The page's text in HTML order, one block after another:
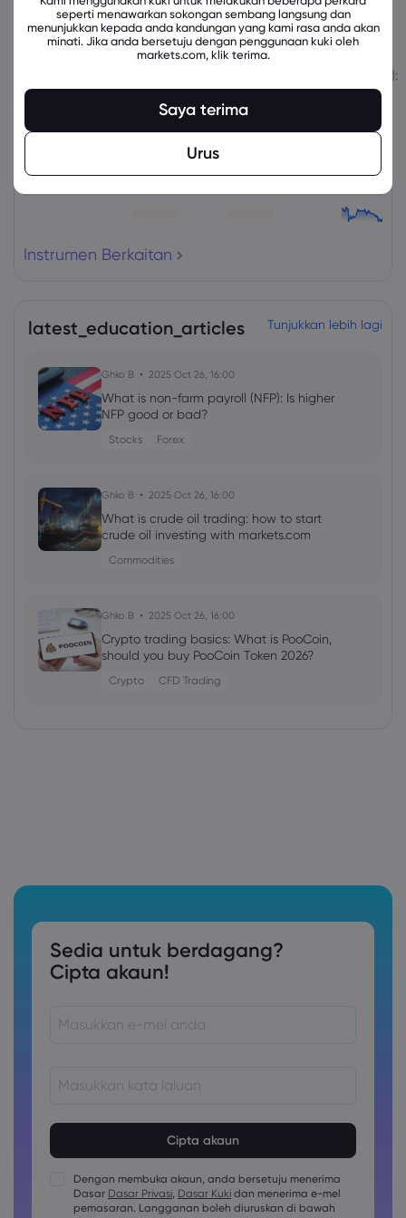
Instrumen Berkaitan
Perubahan (%):
Instrumen Berkaitan
latest_education_articles Tunjukkan lebih lagi
Ghko B 2025 Oct 26, 16:00
What is non-farm payroll (NFP): Is higher
NFP good or bad?
Stocks Forex
Ghko B 2025 Oct 26, 16:00
What is crude oil trading: how to start
crude oil investing with markets.com
Commodities
Ghko B 2025 Oct 26, 16:00
Crypto trading basics: What is PooCoin,
should you buy PooCoin Token 2026?
Crypto CFD Trading
Sedia untuk berdagang?
Cipta akaun!
Kata laluan mesti mengandungi sekurang-kurangnya 1
Kata laluan mesti mengandungi sekurang-kurangnya 1
huruf besar aksara
Kata laluan mesti mengandungi sekurang-kurangnya 1
Dengan membuka akaun, anda bersetuju menerima
Dasar Dasar Privasi, Dasar Kuki dan menerima e-mel
pemasaran. Langganan boleh diuruskan di bawah
seperti menawarkan sokongan sembang langsung dan
menunjukkan kepada anda kandungan yang kami rasa anda akan
minati. Jika anda bersetuju dengan penggunaan kuki oleh
markets.com, klik terima.
Saya terima
Urus